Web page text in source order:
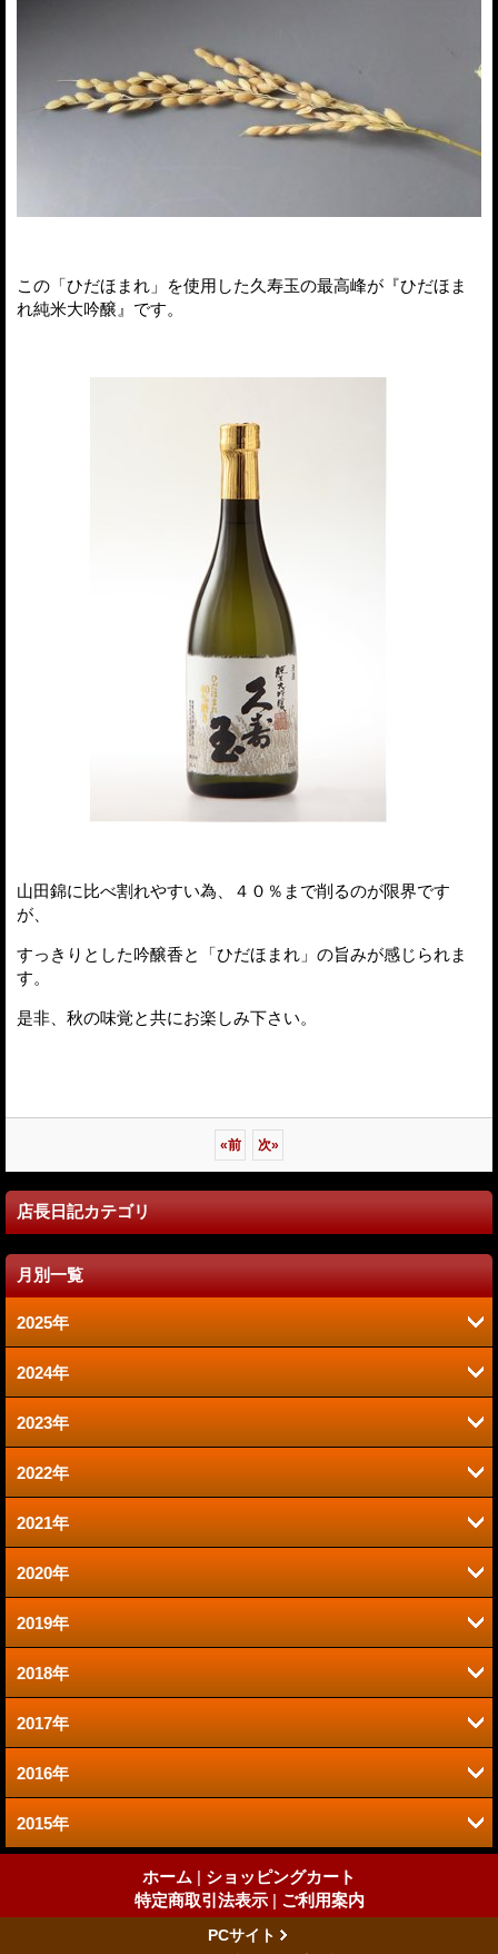
この「ひだほまれ」を使用した久寿玉の最高峰が『ひだほま
れ純米大吟醸』です。
山田錦に比べ割れやすい為、４０％まで削るのが限界です
が、
すっきりとした吟醸香と「ひだほまれ」の旨みが感じられま
す。
是非、秋の味覚と共にお楽しみ下さい。
«前 次»
店長日記カテゴリ
月別一覧
2025年
6月 (2)
1月 (1)
2024年
9月 (2)
8月 (2)
2023年
6月 (1)
2022年
12月 (1)
10月 (1)
9月 (1)
2021年
12月 (1)
9月 (1)
8月 (1)
7月 (4)
5月 (3)
4月 (2)
2020年
12月 (1)
11月 (2)
10月 (2)
9月 (3)
8月 (3)
2019年
11月 (2)
7月 (1)
5月 (1)
4月 (2)
2018年
11月 (2)
10月 (3)
7月 (2)
2017年
11月 (3)
10月 (3)
2016年
12月 (3)
2015年
ホーム | ショッピングカート
特定商取引法表示 | ご利用案内
PCサイト